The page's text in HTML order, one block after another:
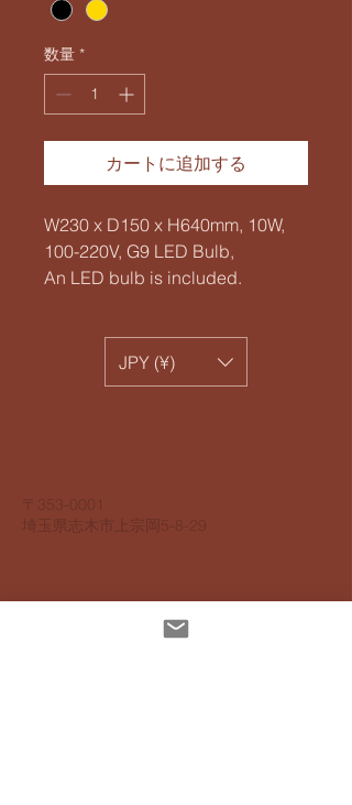
数量 *
カートに追加する
W230 x D150 x H640mm, 10W,
100-220V, G9 LED Bulb,
An LED bulb is included.
JPY (¥)
​〒353-0001
​埼玉県志木市上宗岡5-8-29
個人情報保護指針
アクセスビリティ指針